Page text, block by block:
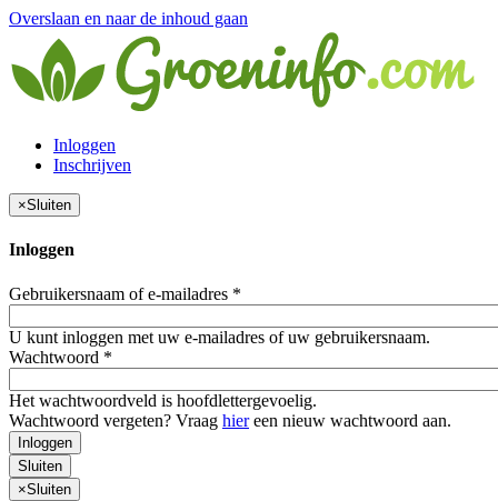
Overslaan en naar de inhoud gaan
Inloggen
Inschrijven
×Sluiten
Inloggen
Gebruikersnaam of e-mailadres *
U kunt inloggen met uw e-mailadres of uw gebruikersnaam.
Wachtwoord *
Het wachtwoordveld is hoofdlettergevoelig.
Wachtwoord vergeten? Vraag hiereen nieuw wachtwoord aan.
Inloggen
Sluiten
×Sluiten